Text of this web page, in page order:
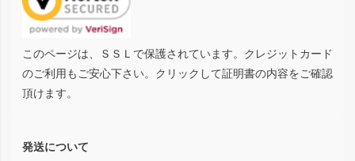
このページは、ＳＳＬで保護されています。クレジットカード
のご利用もご安心下さい。クリックして証明書の内容をご確認
頂けます。
発送について